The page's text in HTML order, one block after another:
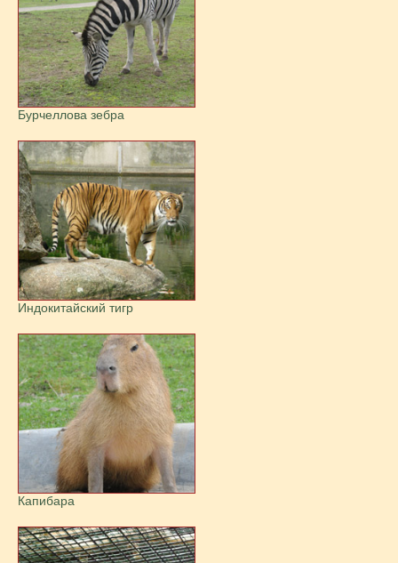
Бурчеллова зебра
Индокитайский тигр
Капибара